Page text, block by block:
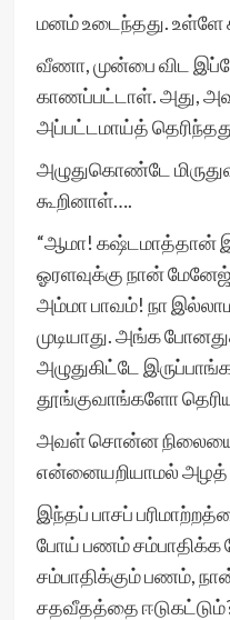
மனம் உடைந்தது. உள்ளே
வீணா, முன்பை விட
காணப்பட்டாள். அது,
அப்பட்டமாய்த்
அழுதுகொண்டே
கூறினாள்….
“ஆமா! கஷ்டமாத்தான்
ஓரளவுக்கு நான்
அம்மா பாவம்! நா
முடியாது. அங்க
அழுதுகிட்டே
தூங்குவாங்களோ
அவள் சொன்ன
என்னையறியாமல் அழத்
இந்தப் பாசப்
போய் பணம் சம்பாதிக்க
சம்பாதிக்கும் பணம்,
சதவீதத்தை